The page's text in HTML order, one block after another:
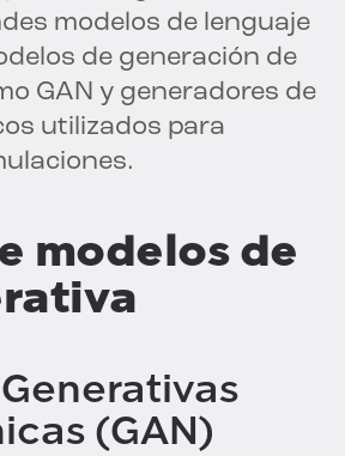
modelos de lenguaje
de generación de
GAN y generadores de
utilizados para
modelos de
Generativas
(GAN)